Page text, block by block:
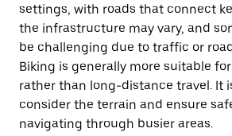
settings, with roads that connect
the infrastructure may vary, and
be challenging due to traffic or
Biking is generally more suitable
rather than long-distance travel. It
consider the terrain and ensure
navigating through busier areas.